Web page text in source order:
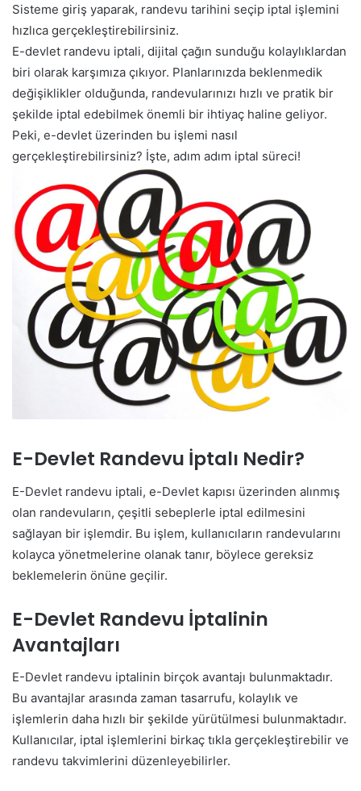
Sisteme giriş yaparak, randevu tarihini seçip iptal işlemini
hızlıca gerçekleştirebilirsiniz.
E-devlet randevu iptali, dijital çağın sunduğu kolaylıklardan
biri olarak karşımıza çıkıyor. Planlarınızda beklenmedik
değişiklikler olduğunda, randevularınızı hızlı ve pratik bir
şekilde iptal edebilmek önemli bir ihtiyaç haline geliyor.
Peki, e-devlet üzerinden bu işlemi nasıl
gerçekleştirebilirsiniz? İşte, adım adım iptal süreci!
E-Devlet Randevu İptalı Nedir?
E-Devlet randevu iptali, e-Devlet kapısı üzerinden alınmış
olan randevuların, çeşitli sebeplerle iptal edilmesini
sağlayan bir işlemdir. Bu işlem, kullanıcıların randevularını
kolayca yönetmelerine olanak tanır, böylece gereksiz
beklemelerin önüne geçilir.
E-Devlet Randevu İptalinin
Avantajları
E-Devlet randevu iptalinin birçok avantajı bulunmaktadır.
Bu avantajlar arasında zaman tasarrufu, kolaylık ve
işlemlerin daha hızlı bir şekilde yürütülmesi bulunmaktadır.
Kullanıcılar, iptal işlemlerini birkaç tıkla gerçekleştirebilir ve
randevu takvimlerini düzenleyebilirler.